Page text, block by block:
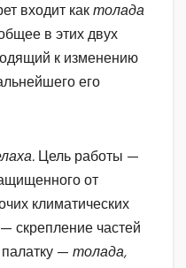
входит кактолада
в этих двух
к изменению
его
Цель работы —
от
климатических
скрепление частей
— толада,